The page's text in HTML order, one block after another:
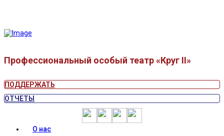
Профессиональный особый театр «Круг II»
ПОДДЕРЖАТЬ
ОТЧЕТЫ
О нас